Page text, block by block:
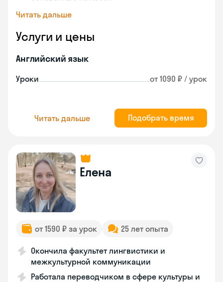
Читать дальше
Услуги и цены
Английский язык
Уроки от 1090 ₽ / урок
Читать дальше Подобрать время
Елена
от 1590 ₽ за урок 25 лет опыта
Окончила факультет лингвистики и
межкультурной коммуникации
Работала переводчиком в сфере культуры и